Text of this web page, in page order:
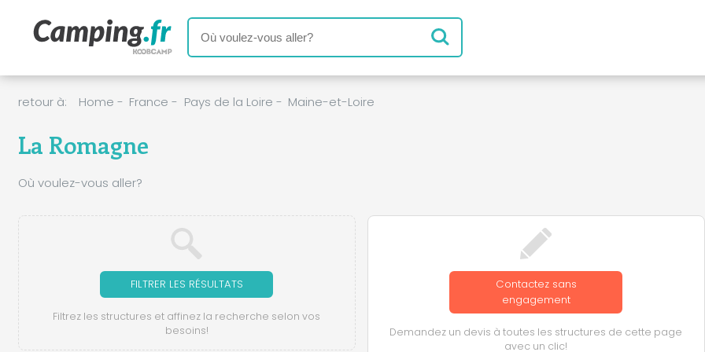
retour à: Home - France - Pays de la Loire - Maine-et-Loire
La Romagne
Où voulez-vous aller?
FILTRER LES RÉSULTATS
Filtrez les structures et affinez la recherche selon vos
besoins!
Contactez sans
engagement
Demandez un devis à toutes les structures de cette page
avec un clic!